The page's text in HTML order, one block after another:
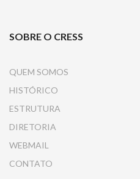
SOBRE O CRESS
QUEM SOMOS
HISTÓRICO
ESTRUTURA
DIRETORIA
WEBMAIL
CONTATO